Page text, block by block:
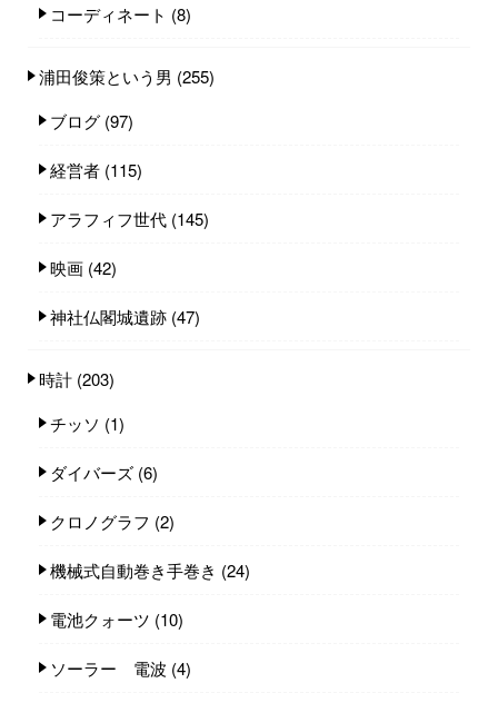
コーディネート (8)
浦田俊策という男 (255)
ブログ (97)
経営者 (115)
アラフィフ世代 (145)
映画 (42)
神社仏閣城遺跡 (47)
時計 (203)
チッソ (1)
ダイバーズ (6)
クロノグラフ (2)
機械式自動巻き手巻き (24)
電池クォーツ (10)
ソーラー 電波 (4)